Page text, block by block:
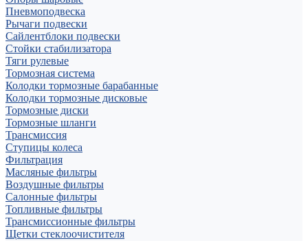
Пневмоподвеска
Рычаги подвески
Сайлентблоки подвески
Стойки стабилизатора
Тяги рулевые
Тормозная система
Колодки тормозные барабанные
Колодки тормозные дисковые
Тормозные диски
Тормозные шланги
Трансмиссия
Ступицы колеса
Фильтрация
Масляные фильтры
Воздушные фильтры
Салонные фильтры
Топливные фильтры
Трансмиссионные фильтры
Щетки стеклоочистителя